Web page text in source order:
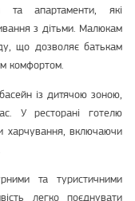
та апартаменти, які
з дітьми. Малюкам
що дозволяє батькам
комфортом.
із дитячою зоною,
У ресторані готелю
харчування, включаючи
та туристичними
легко поєднувати